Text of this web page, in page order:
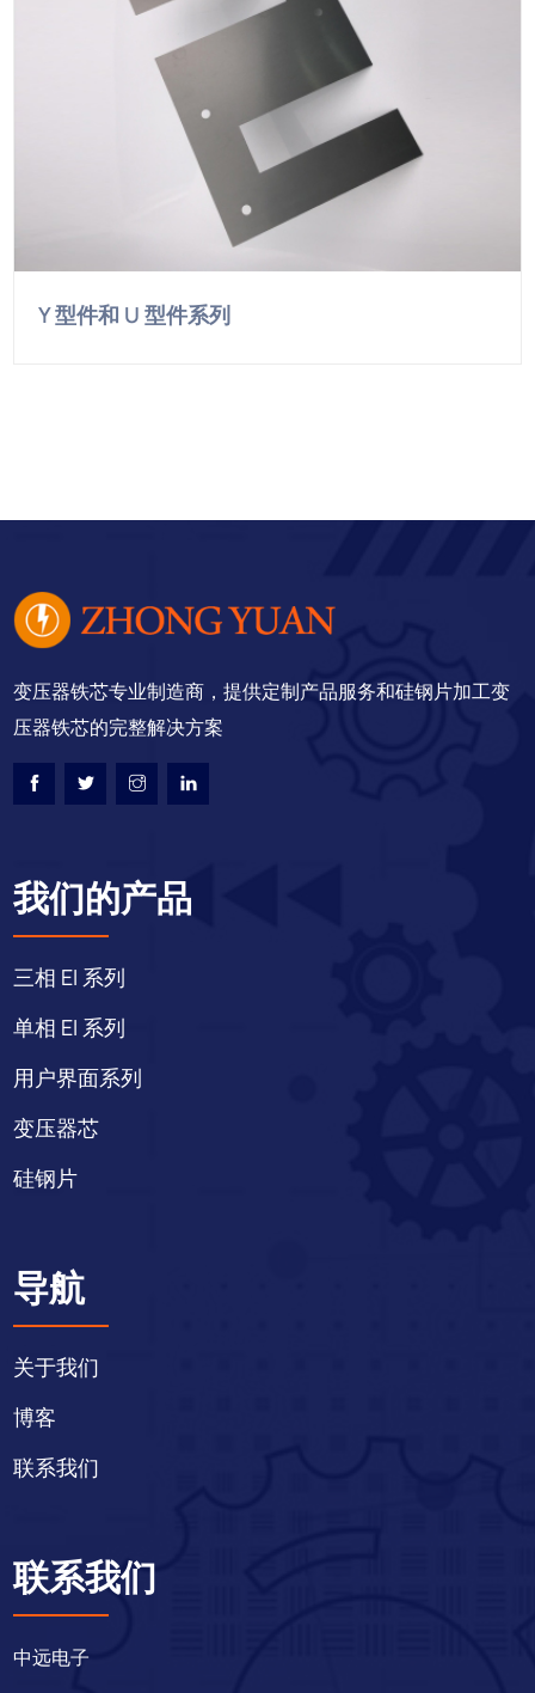
Y 型件和 U 型件系列
变压器铁芯专业制造商，提供定制产品服务和硅钢片加工变
压器铁芯的完整解决方案
我们的产品
三相 EI 系列
单相 EI 系列
用户界面系列
变压器芯
硅钢片
导航
关于我们
博客
联系我们
联系我们
中远电子